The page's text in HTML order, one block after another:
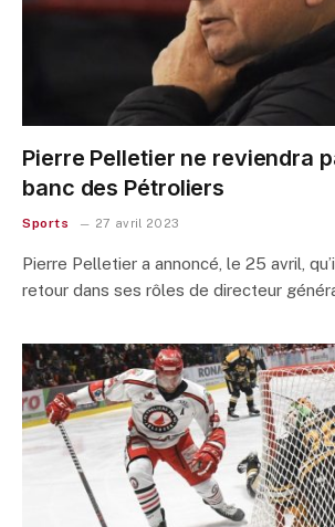
Pierre Pelletier ne reviendra
banc des Pétroliers
Sports 27 avril 2023
Pierre Pelletier a annoncé, le 25 avril,
retour dans ses rôles de directeur